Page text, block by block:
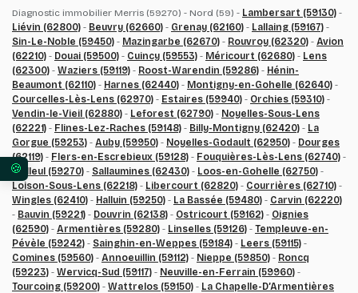
Diagnostic immobilier Merris (59270) - Nord (59) - Lambersart (59130) -
Liévin (62800) - Beuvry (62660) - Grenay (62160) - Lallaing (59167) -
Sin-Le-Noble (59450) - Mazingarbe (62670) - Rouvroy (62320) - Avion
(62210) - Douai (59500) - Cuincy (59553) - Méricourt (62680) - Lens
(62300) - Waziers (59119) - Roost-Warendin (59286) - Hénin-
Beaumont (62110) - Harnes (62440) - Montigny-en-Gohelle (62640) -
Courcelles-Lès-Lens (62970) - Estaires (59940) - Orchies (59310) -
Vendin-le-Vieil (62880) - Leforest (62790) - Noyelles-Sous-Lens
(62221) - Flines-Lez-Raches (59148) - Billy-Montigny (62420) - La
Gorgue (59253) - Auby (59950) - Noyelles-Godault (62950) - Dourges
(62119) - Flers-en-Escrebieux (59128) - Fouquières-Lès-Lens (62740) -
Bailleul (59270) - Sallaumines (62430) - Loos-en-Gohelle (62750) -
Loison-Sous-Lens (62218) - Libercourt (62820) - Courrières (62710) -
Wingles (62410) - Halluin (59250) - La Bassée (59480) - Carvin (62220)
- Bauvin (59221) - Douvrin (62138) - Ostricourt (59162) - Oignies
(62590) - Armentières (59280) - Linselles (59126) - Templeuve-en-
Pévèle (59242) - Sainghin-en-Weppes (59184) - Leers (59115) -
Comines (59560) - Annoeuillin (59112) - Nieppe (59850) - Roncq
(59223) - Wervicq-Sud (59117) - Neuville-en-Ferrain (59960) -
Tourcoing (59200) - Wattrelos (59150) - La Chapelle-D’Armentières
Vos préférences en matière de consentement